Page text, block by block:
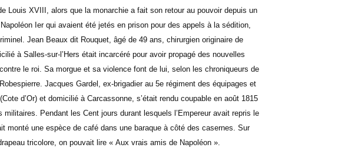
Louis XVIII, alors que la monarchie a fait son retour au pouvoir depuis un
Ier qui avaient été jetés en prison pour des appels à la sédition,
Jean Beaux dit Rouquet, âgé de 49 ans, chirurgien originaire de
à Salles-sur-l’Hers était incarcéré pour avoir propagé des nouvelles
le roi. Sa morgue et sa violence font de lui, selon les chroniqueurs de
Jacques Gardel, ex-brigadier au 5e régiment des équipages et
d’Or) et domicilié à Carcassonne, s’était rendu coupable en août 1815
Pendant les Cent jours durant lesquels l’Empereur avait repris le
monté une espèce de café dans une baraque à côté des casernes. Sur
tricolore, on pouvait lire « Aux vrais amis de Napoléon ».